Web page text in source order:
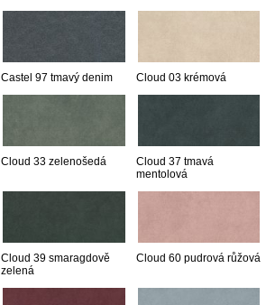
Castel 97 tmavý denim Cloud 03 krémová
Cloud 33 zelenošedá
Cloud 37 tmavá
mentolová
Cloud 39 smaragdově
zelená
Cloud 60 pudrová růžová